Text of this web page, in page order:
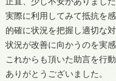
実際に利用してみて抵抗を
的確に状況を把握し適切な
状況が改善に向かうのを実
これからも頂いた助言を行
ありがとうございました。